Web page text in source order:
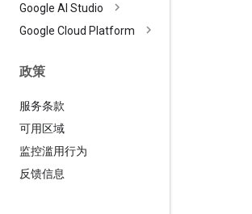
Google AI Studio
Google Cloud Platform
政策
服务条款
可用区域
监控滥用行为
反馈信息